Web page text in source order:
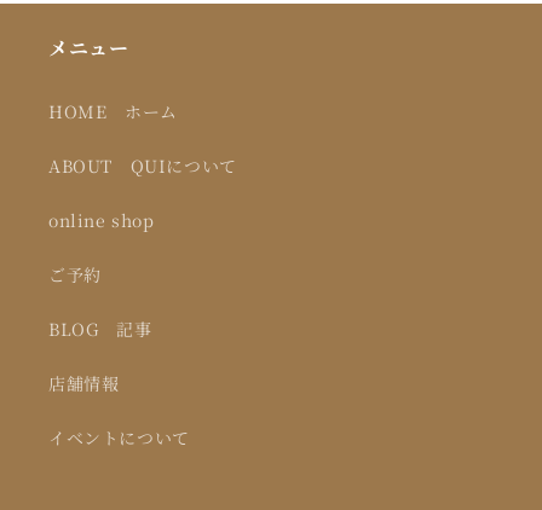
メニュー
HOME ホーム
ABOUT QUIについて
online shop
ご予約
BLOG 記事
店舗情報
イベントについて